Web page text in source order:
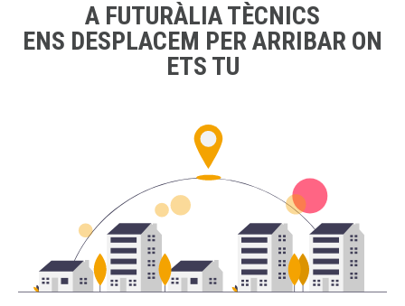
A FUTURÀLIA TÈCNICS
ENS DESPLACEM PER ARRIBAR ON
ETS TU